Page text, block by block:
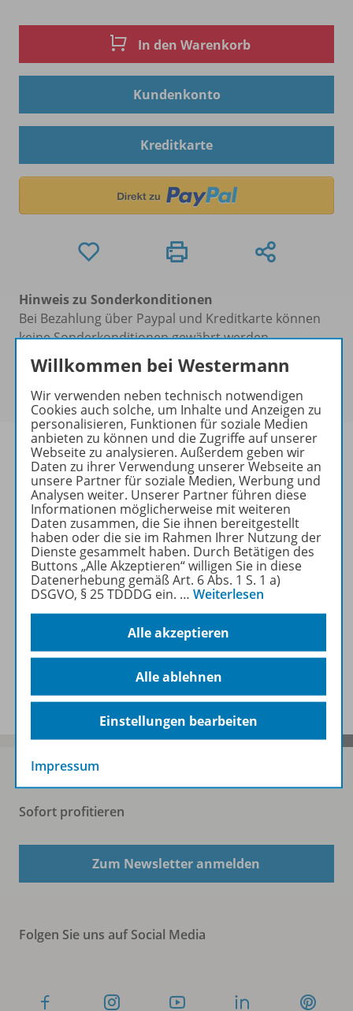
In den Warenkorb
Kundenkonto
Kreditkarte
Hinweis zu Sonderkonditionen
Bei Bezahlung über Paypal und Kreditkarte können
keine Sonderkonditionen gewährt werden.
Sie haben ein passendes Spar-Paket
Um den für Sie gültigen Preis zu sehen,melden Sie
sich bitte an.
Informationen
Beschreibung
Weitere Inhalte der Ausgabe
Sofort profitieren
Zum Newsletter anmelden
Folgen Sie uns auf Social Media
Willkommen bei Westermann
Wir verwenden neben technisch notwendigen
Cookies auch solche, um Inhalte und Anzeigen zu
personalisieren, Funktionen für soziale Medien
anbieten zu können und die Zugriffe auf unserer
Webseite zu analysieren. Außerdem geben wir
Daten zu ihrer Verwendung unserer Webseite an
unsere Partner für soziale Medien, Werbung und
Analysen weiter. Unserer Partner führen diese
Informationen möglicherweise mit weiteren
Daten zusammen, die Sie ihnen bereitgestellt
haben oder die sie im Rahmen Ihrer Nutzung der
Dienste gesammelt haben. Durch Betätigen des
Buttons „Alle Akzeptieren“ willigen Sie in diese
Datenerhebung gemäß Art. 6 Abs. 1 S. 1 a)
DSGVO, § 25 TDDDG ein. … Weiterlesen
Alle akzeptieren
Alle ablehnen
Einstellungen bearbeiten
Impressum